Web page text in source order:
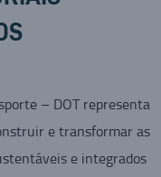
– DOT representa
e transformar as
e integrados